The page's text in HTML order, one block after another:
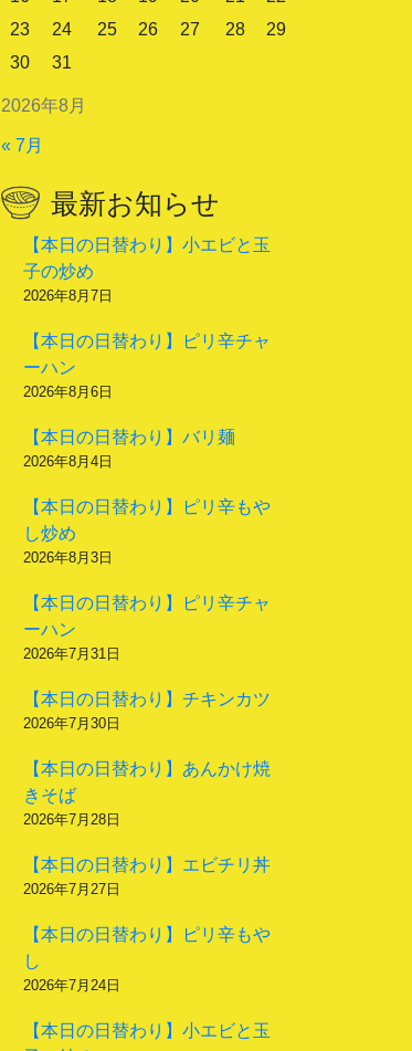
2026年8月
23
24 25 26 27 28
29
30
31
« 7月
最新お知らせ
【本日の日替わり】小エビと玉
子の炒め
2026年8月7日
【本日の日替わり】ピリ辛チャ
ーハン
2026年8月6日
【本日の日替わり】バリ麺
2026年8月4日
【本日の日替わり】ピリ辛もや
し炒め
2026年8月3日
【本日の日替わり】ピリ辛チャ
ーハン
2026年7月31日
【本日の日替わり】チキンカツ
2026年7月30日
【本日の日替わり】あんかけ焼
きそば
2026年7月28日
【本日の日替わり】エビチリ丼
2026年7月27日
【本日の日替わり】ピリ辛もや
し
2026年7月24日
【本日の日替わり】小エビと玉